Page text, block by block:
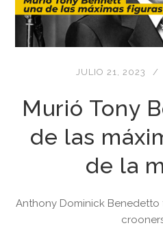
JULIO 21, 2023
Murió Tony
de las
de la
Anthony Dominick